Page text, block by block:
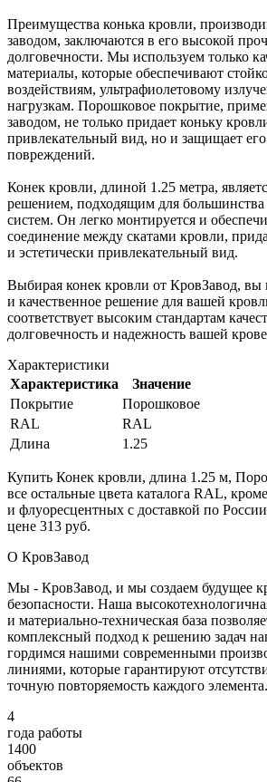
Преимущества конька кровли,
заводом, заключаются в его высокой
долговечности. Мы используем только
материалы, которые обеспечивают
воздействиям, ультрафиолетовому
нагрузкам. Порошковое покрытие,
заводом, не только придает коньку
привлекательный вид, но и защищает
повреждений.
Конек кровли, длиной 1.25 метра,
решением, подходящим для
систем. Он легко монтируется и
соединение между скатами кровли,
и эстетически привлекательный вид.
Выбирая конек кровли от КровЗавод, вы
и качественное решение для вашей
соответствует высоким стандартам
долговечность и надежность вашей
Характеристики
Характеристика
Значение
Покрытие
Порошковое
RAL
RAL
Длина
1.25
Купить Конек кровли, длина 1.25 м,
все остальные цвета каталога RAL,
и флуоресцентных с доставкой по
цене 313 руб.
О КровЗавод
Мы - КровЗавод, и мы создаем будущее
безопасности. Наша
и материально-техническая база
комплексный подход к решению задач
гордимся нашими современными
линиями, которые гарантируют
точную повторяемость каждого элемента.
4
года работы
1400
объектов